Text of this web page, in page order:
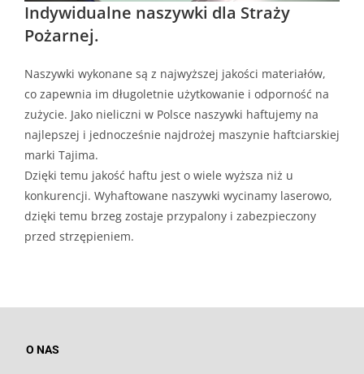
Indywidualne naszywki dla Straży
Pożarnej.
Naszywki wykonane są z najwyższej jakości materiałów,
co zapewnia im długoletnie użytkowanie i odporność na
zużycie. Jako nieliczni w Polsce naszywki haftujemy na
najlepszej i jednocześnie najdrożej maszynie haftciarskiej
marki Tajima.
Dzięki temu jakość haftu jest o wiele wyższa niż u
konkurencji. Wyhaftowane naszywki wycinamy laserowo,
dzięki temu brzeg zostaje przypalony i zabezpieczony
przed strzępieniem.
O NAS